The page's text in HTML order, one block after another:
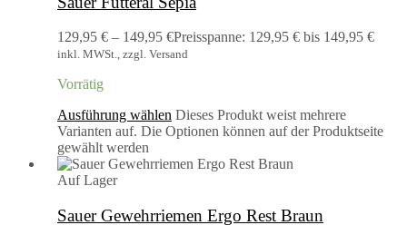
129,95 € – 149,95 €Preisspanne: 129,95 € bis 149,95 €
inkl. MWSt., zzgl. Versand
Vorrätig
Ausführung wählen Dieses Produkt weist mehrere
Varianten auf. Die Optionen können auf der Produktseite
gewählt werden
Auf Lager
Sauer Gewehrriemen Ergo Rest Braun